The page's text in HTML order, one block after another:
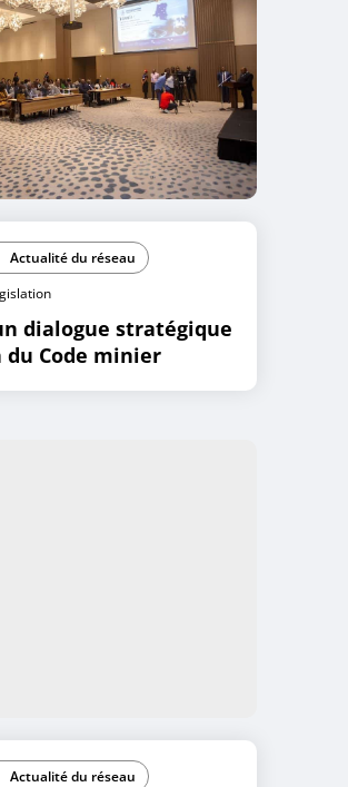
Actualité du réseau
dialogue stratégique
Code minier
Actualité du réseau